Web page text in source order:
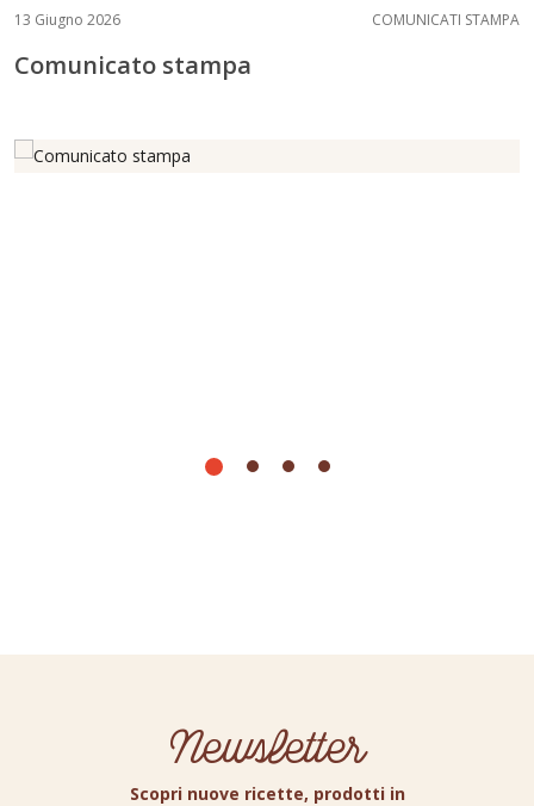
13 Giugno 2026 COMUNICATI STAMPA
Comunicato stampa
Newsletter
Scopri nuove ricette, prodotti in